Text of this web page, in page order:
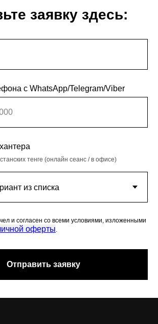
заявку здесь:
с WhatsApp/Telegram/Viber
тенге (онлайн сеанс / в офисе)
и согласен со всеми условиями, изложенными
оферты.
Отправить заявку